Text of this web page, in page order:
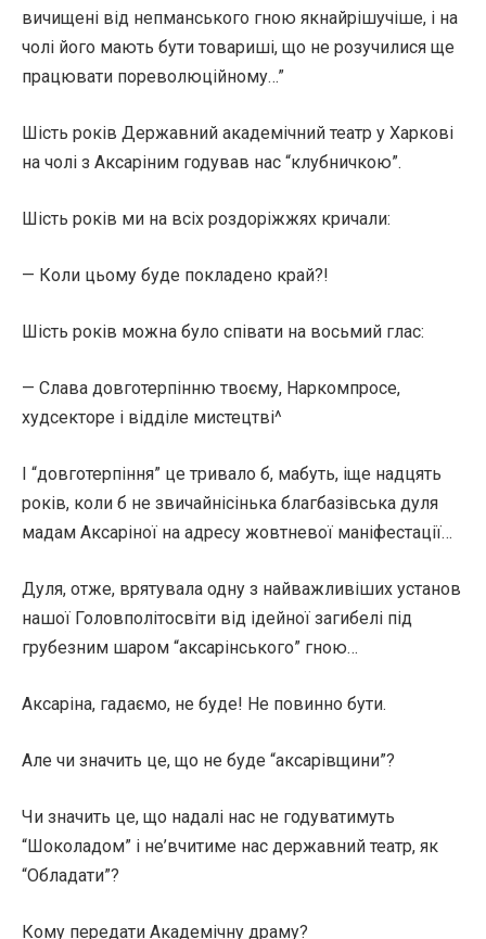
вичищені від непманського гною якнайрішучіше, і на
чолі його мають бути товариші, що не розучилися ще
працювати пореволюційному…”
Шість років Державний академічний театр у Харкові
на чолі з Аксаріним годував нас “клубничкою”.
Шість років ми на всіх роздоріжжях кричали:
— Коли цьому буде покладено край?!
Шість років можна було співати на восьмий глас:
— Слава довготерпінню твоєму, Наркомпросе,
худсекторе і відділе мистецтві^
І “довготерпіння” це тривало б, мабуть, іще надцять
років, коли б не звичайнісінька благбазівська дуля
мадам Аксаріної на адресу жовтневої маніфестації…
Дуля, отже, врятувала одну з найважливіших установ
нашої Головполітосвіти від ідейної загибелі під
грубезним шаром “аксарінського” гною…
Аксаріна, гадаємо, не буде! Не повинно бути.
Але чи значить це, що не буде “аксарівщини”?
Чи значить це, що надалі нас не годуватимуть
“Шоколадом” і не’вчитиме нас державний театр, як
“Обладати”?
Кому передати Академічну драму?